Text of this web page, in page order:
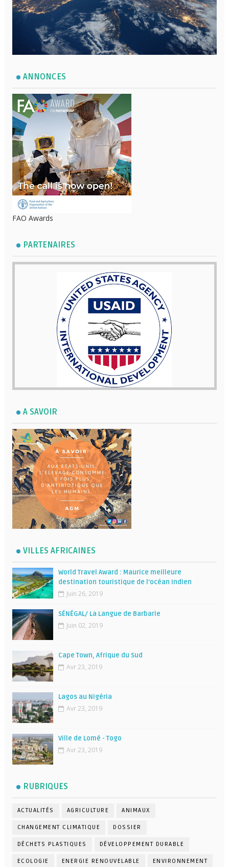
ANNONCES
FAO Awards
PARTENAIRES
A SAVOIR
VILLES AFRICAINES
World Travel Award : Maurice meilleure
destination touristique de l’océan Indien
Juin 26, 2019
SÉNÉGAL/ La Langue de Barbarie
Juin 02, 2019
Cape Town, Afrique du Sud
Avr 23, 2019
Lagos au Nigéria
Avr 23, 2019
Ville de Lomé - Togo
Avr 23, 2019
RUBRIQUES
ACTUALITÉS AGRICULTURE ANIMAUX
CHANGEMENT CLIMATIQUE DOSSIER
DÉCHETS PLASTIQUES DÉVELOPPEMENT DURABLE
ECOLOGIE ENERGIE RENOUVELABLE ENVIRONNEMENT